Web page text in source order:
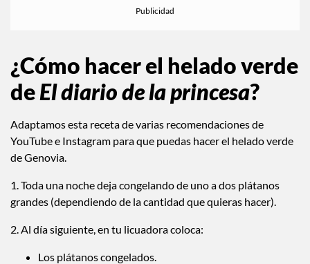
¿Cómo hacer el helado verde
deEl diario de la princesa?
Adaptamos esta receta de varias recomendaciones de
YouTube e Instagram para que puedas hacer el helado verde
de Genovia.
1. Toda una noche deja congelando de uno a dos plátanos
grandes (dependiendo de la cantidad que quieras hacer).
2. Al día siguiente, en tu licuadora coloca:
Los plátanos congelados.